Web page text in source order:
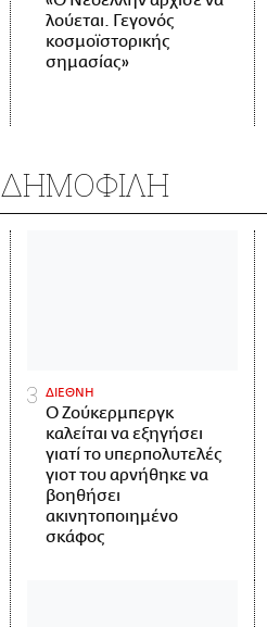
λούεται. Γεγονός
κοσμοϊστορικής
σημασίας»
ΔΗΜΟΦΙΛΗ
ΔΙΕΘΝΗ
Ο Ζούκερμπεργκ
καλείται να εξηγήσει
γιατί το υπερπολυτελές
γιοτ του αρνήθηκε να
βοηθήσει
ακινητοποιημένο
σκάφος